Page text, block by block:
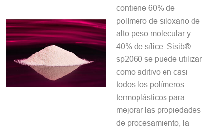
contiene 60% de
polímero de siloxano de
alto peso molecular y
40% de sílice. Sisib®
sp2060 se puede utilizar
como aditivo en casi
todos los polímeros
termoplásticos para
mejorar las propiedades
de procesamiento, la